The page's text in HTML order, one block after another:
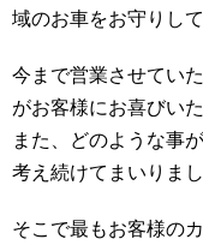
域のお車をお守りして
今まで営業させてい
がお客様にお喜びい
また、どのような事
考え続けてまいりまし
そこで最もお客様の